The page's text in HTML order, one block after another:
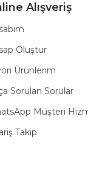
Alışveriş
Oluştur
Ürünlerim
Sorulan Sorular
Müşteri
Takip